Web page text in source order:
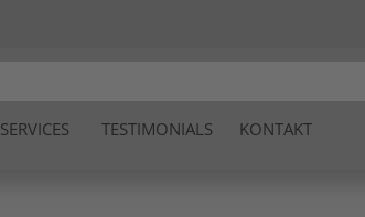
SERVICES TESTIMONIALS KONTAKT